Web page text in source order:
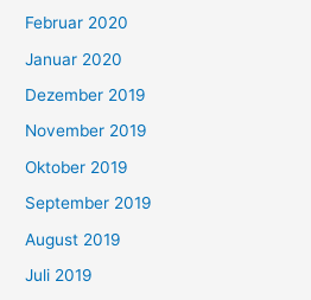
Februar 2020
Januar 2020
Dezember 2019
November 2019
Oktober 2019
September 2019
August 2019
Juli 2019